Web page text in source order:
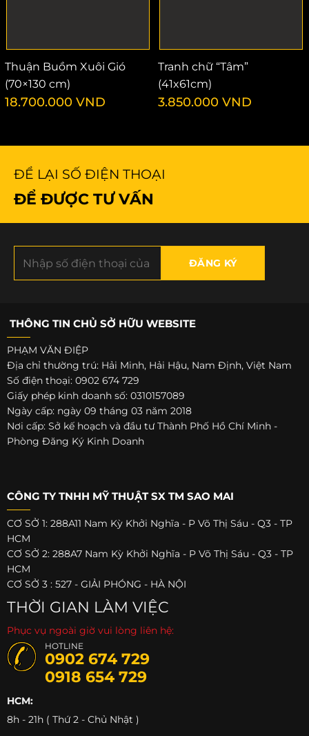
Thuận Buồm Xuôi Gió
(70×130 cm)
18.700.000 VND
Tranh chữ “Tâm”
(41x61cm)
3.850.000 VND
ĐỂ LẠI SỐ ĐIỆN THOẠI
ĐỂ ĐƯỢC TƯ VẤN
THÔNG TIN CHỦ SỞ HỮU WEBSITE
PHẠM VĂN ĐIỆP
Địa chỉ thường trú: Hải Minh, Hải Hậu, Nam Định, Việt Nam
Số điện thoại: 0902 674 729
Giấy phép kinh doanh số: 0310157089
Ngày cấp: ngày 09 tháng 03 năm 2018
Nơi cấp: Sở kế hoạch và đầu tư Thành Phố Hồ Chí Minh -
Phòng Đăng Ký Kinh Doanh
CÔNG TY TNHH MỸ THUẬT SX TM SAO MAI
CƠ SỞ 1: 288A11 Nam Kỳ Khởi Nghĩa - P Võ Thị Sáu - Q3 - TP
HCM
CƠ SỞ 2: 288A7 Nam Kỳ Khởi Nghĩa - P Võ Thị Sáu - Q3 - TP
HCM
CƠ SỞ 3 : 527 - GIẢI PHÓNG - HÀ NỘI
THỜI GIAN LÀM VIỆC
Phục vụ ngoài giờ vui lòng liên hệ:
HOTLINE
0902 674 729
0918 654 729
HCM:
8h - 21h ( Thứ 2 - Chủ Nhật )